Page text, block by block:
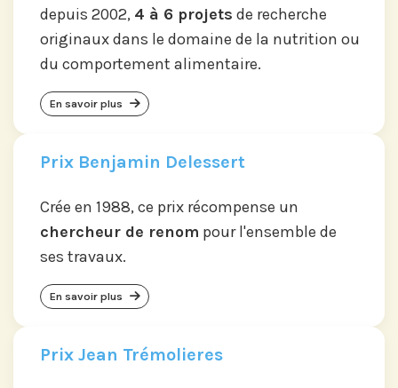
depuis 2002, 4 à 6 projets de recherche
originaux dans le domaine de la nutrition ou
du comportement alimentaire.
En savoir plus
Prix Benjamin Delessert
Crée en 1988, ce prix récompense un
chercheur de renom pour l'ensemble de
ses travaux.
En savoir plus
Prix Jean Trémolieres